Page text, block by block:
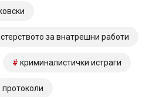
за внатрешни работи
криминалистички истраги
протоколи